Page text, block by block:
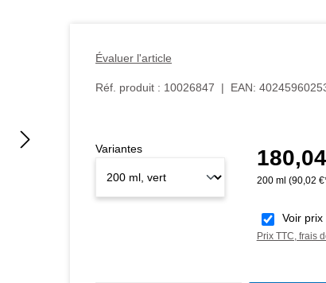
Évaluer l'article
Réf. produit : 10026847 | EAN:
Prix régulier :
200 ml (90,02
Voir prix
Prix TTC, frais
Variantes